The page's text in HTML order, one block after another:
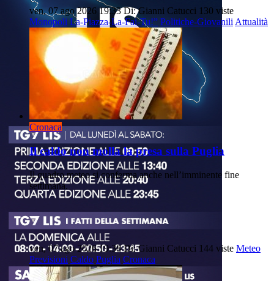
ven, 07 ago 2026 19:33 Di: Gianni Catucci 130 viste
Monopoli La-Piazza-La-Fai-Tu!” Politiche-Giovanili Attualità
Cronaca
Il caldo non molla la presa sulla Puglia
Il quadro meteo si conferma anche nell’imminente fine
settimana.
ven, 07 ago 2026 19:38 Di: Gianni Catucci 144 viste Meteo
Previsioni Caldo Puglia Cronaca